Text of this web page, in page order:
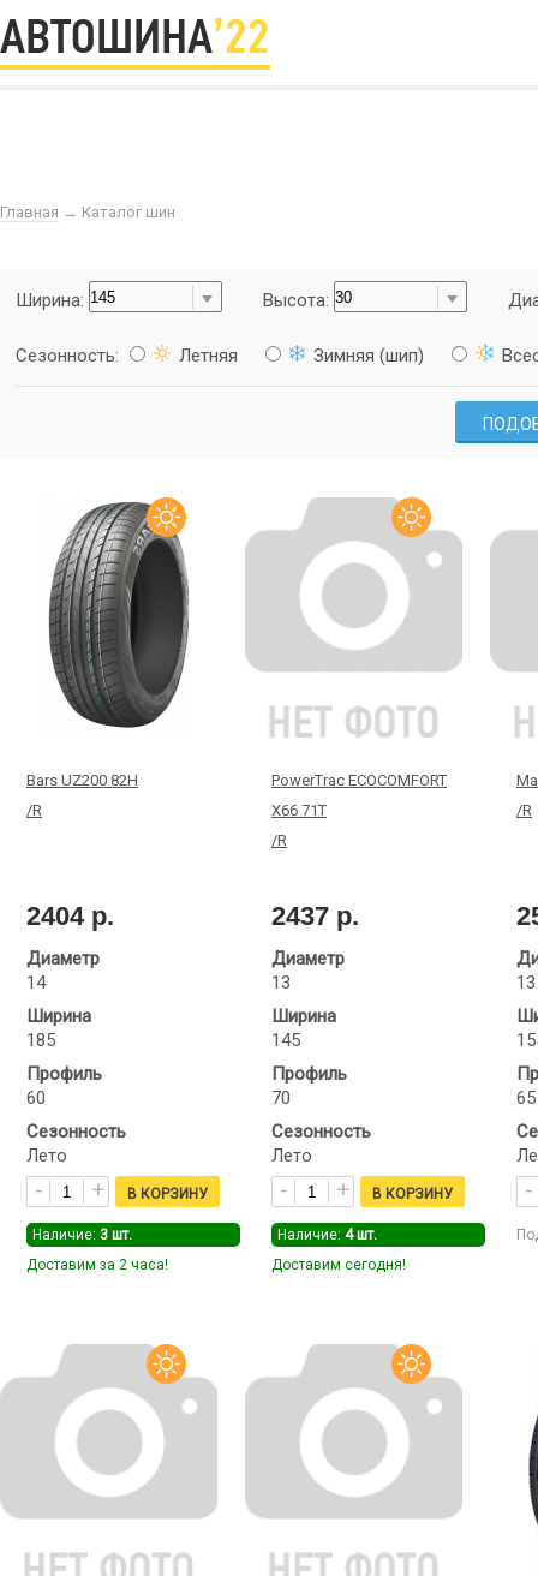
АВТОШИНА’22
Главная → Каталог шин
Ширина: Высота:
Сезонность: Летняя Зимняя (шип)
Bars UZ200 82H
/R
2404 р.
Диаметр
14
Ширина
185
Профиль
60
Сезонность
Лето
Наличие: 3 шт.
Доставим за 2 часа!
PowerTrac ECOCOMFORT
X66 71T
/R
2437 р.
Диаметр
13
Ширина
145
Профиль
70
Сезонность
Лето
Наличие: 4шт.
Доставим сегодня!
/R
13
65